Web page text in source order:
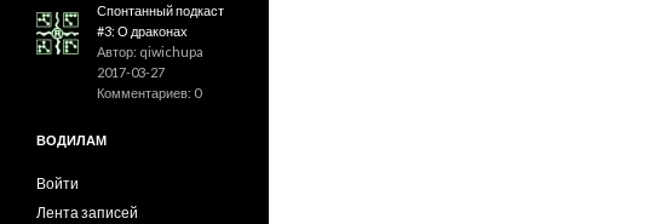
Спонтанный подкаст
#3: О драконах
Автор: qiwichupa
2017-03-27
Комментариев: 0
ВОДИЛАМ
Войти
Лента записей